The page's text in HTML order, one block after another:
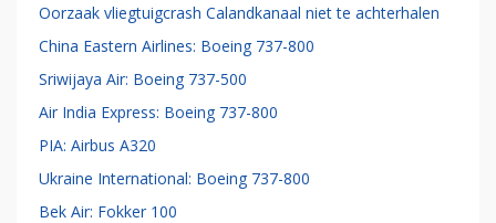
Oorzaak vliegtuigcrash Calandkanaal niet te achterhalen
China Eastern Airlines: Boeing 737-800
Sriwijaya Air: Boeing 737-500
Air India Express: Boeing 737-800
PIA: Airbus A320
Ukraine International: Boeing 737-800
Bek Air: Fokker 100